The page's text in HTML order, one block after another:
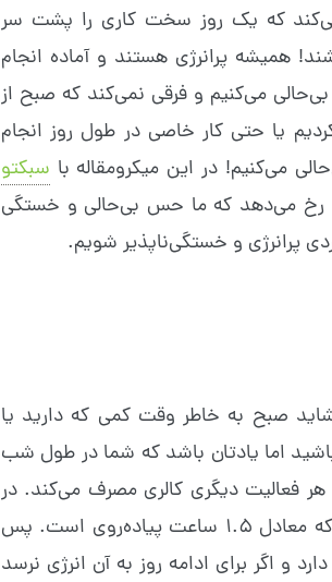
نمی‌کند که یک روز سخت کاری را پشت سر
همیشه پرانرژی هستند و آماده انجام
می‌کنیم و فرقی نمی‌کند که صبح از
یا حتی کار خاصی در طول روز انجام
می‌کنیم! در این میکرومقاله با سبکتو
ما رخ می‌دهد که ما حس بی‌حالی و خستگی
پرانرژی و خستگی‌ناپذیر شویم.
صبح به خاطر وقت کمی که دارید یا
اما یادتان باشد که شما در طول شب
هر فعالیت دیگری کالری مصرف می‌کند. در
خواب حدود ۶۰۰ کیلوکالری مصرف می‌کنیم که معادل ۱.۵ ساعت پیاده‌روی است. پس
و اگر برای ادامه روز به آن انرژی نرسد